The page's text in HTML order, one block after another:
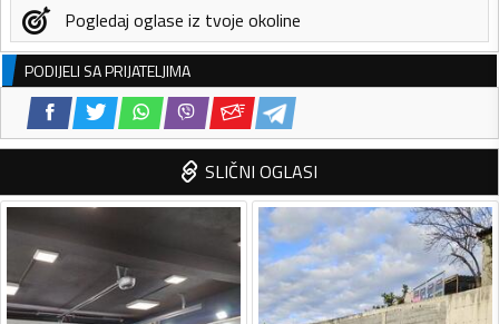
Pogledaj oglase iz tvoje okoline
PODIJELI SA PRIJATELJIMA
SLIČNI OGLASI